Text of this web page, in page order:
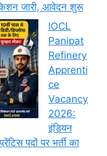
जारी, आवेदन शुरू
IOCL
Panipat
Refinery
Apprenti
ce
Vacancy
2026:
इंडियन
पदों पर भर्ती का